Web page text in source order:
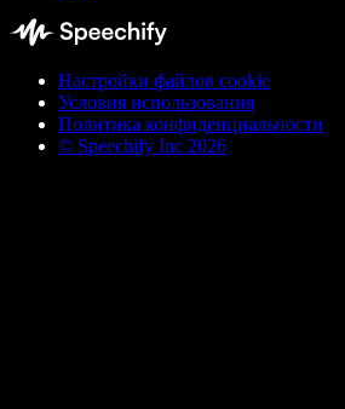
Настройки файлов cookie
Условия использования
Политика конфиденциальности
© Speechify Inc 2026